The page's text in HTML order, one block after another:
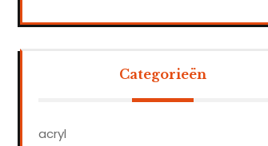
Categorieën
acryl